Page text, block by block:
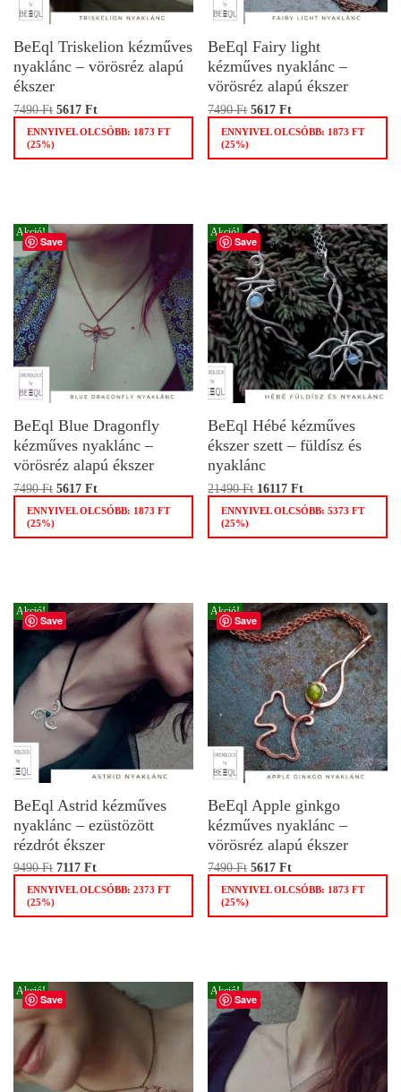
BeEql Triskelion kézműves
nyaklánc – vörösréz alapú
ékszer
7490Ft 5617 Ft
ENNYIVEL OLCSÓBB: 1873 FT
(25%)
BeEql Fairy light
kézműves nyaklánc –
vörösréz alapú ékszer
7490Ft 5617Ft
ENNYIVEL OLCSÓBB: 1873FT
(25%)
Save
Akció!
BeEql Blue Dragonfly
kézműves nyaklánc –
vörösréz alapú ékszer
7490Ft 5617 Ft
ENNYIVEL OLCSÓBB: 1873 FT
(25%)
Save
Akció!
BeEql Hébé kézműves
ékszer szett – füldísz és
nyaklánc
21490Ft 16117Ft
ENNYIVEL OLCSÓBB:5373FT
(25%)
Save
Akció!
BeEql Astrid kézműves
nyaklánc – ezüstözött
rézdrót ékszer
9490Ft 7117 Ft
ENNYIVEL OLCSÓBB: 2373 FT
(25%)
Save
Akció!
BeEql Apple ginkgo
kézműves nyaklánc –
vörösréz alapú ékszer
7490Ft 5617Ft
ENNYIVEL OLCSÓBB: 1873FT
(25%)
Save
Akció!
Save
Akció!